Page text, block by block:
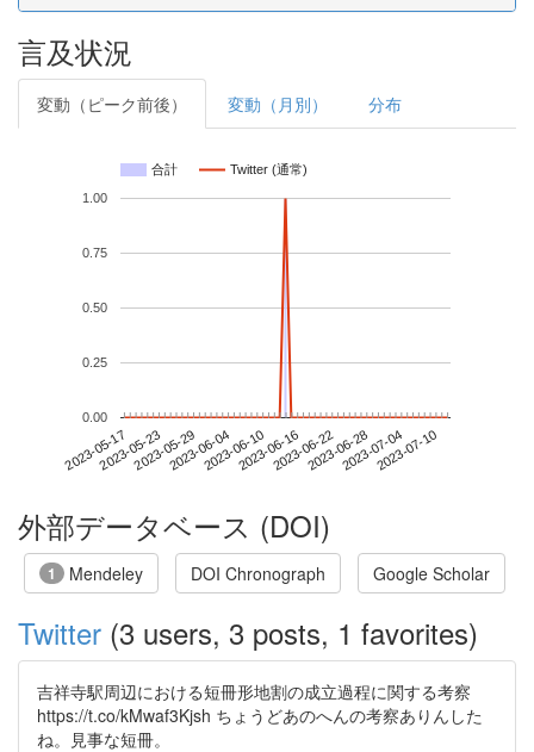
言及状況
変動（ピーク前後） 変動（月別） 分布
合計 Twitter (通常)
2023-05-172023-05-232023-05-292023-06-042023-06-102023-06-162023-06-222023-06-282023-07-042023-07-10
0.00
0.25
0.50
0.75
1.00
外部データベース (DOI)
1 Mendeley DOI Chronograph Google Scholar
Twitter (3 users, 3 posts, 1 favorites)
吉祥寺駅周辺における短冊形地割の成立過程に関する考察
https://t.co/kMwaf3Kjsh ちょうどあのへんの考察ありんした
ね。見事な短冊。